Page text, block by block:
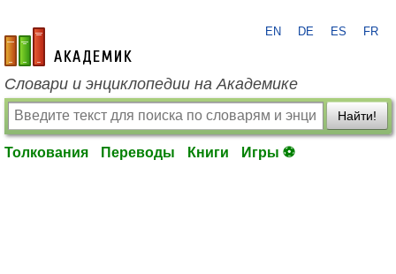
academic.ru
EN DE ES FR
Словари и энциклопедии на Академике
Найти!
Толкования Переводы Книги Игры ⚽